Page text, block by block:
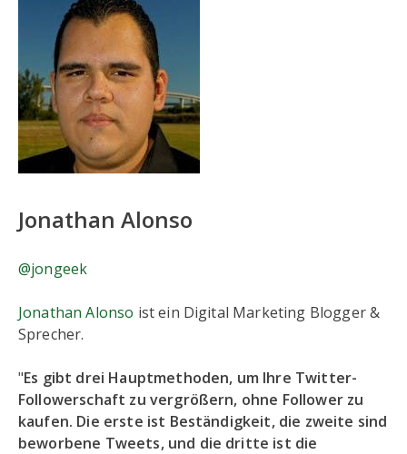
Jonathan Alonso
@jongeek
Jonathan Alonso ist ein Digital Marketing Blogger &
Sprecher.
"Es gibt drei Hauptmethoden, um Ihre Twitter-
Followerschaft zu vergrößern, ohne Follower zu
kaufen. Die erste ist Beständigkeit, die zweite sind
beworbene Tweets, und die dritte ist die